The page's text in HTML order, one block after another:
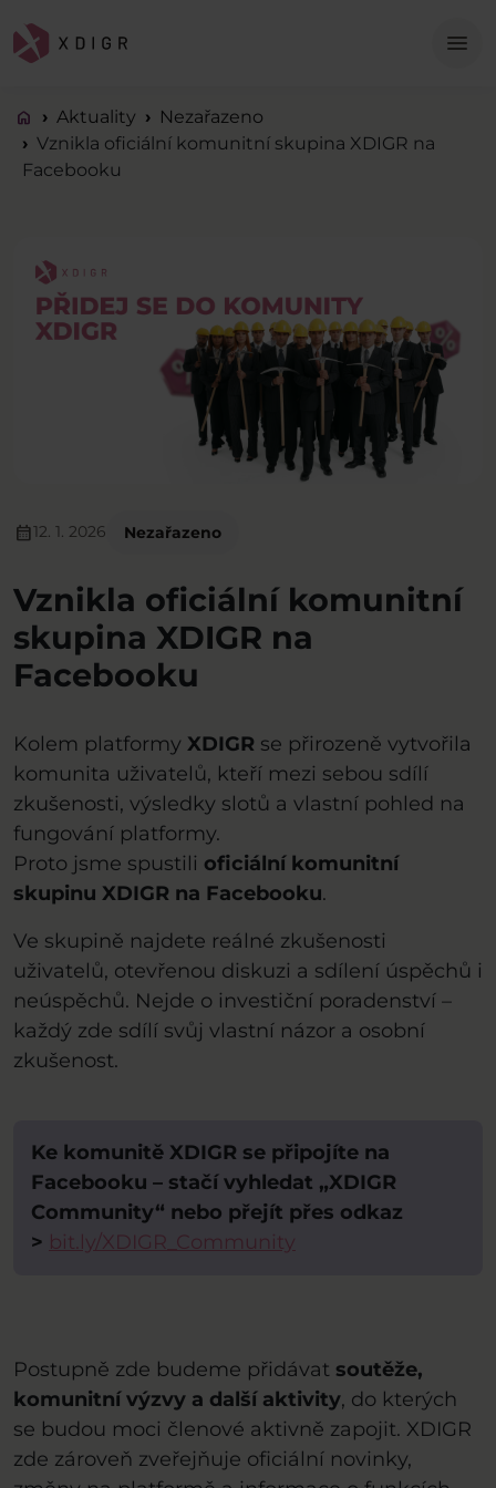
menu
home Aktuality
Nezařazeno
Vznikla oficiální komunitní skupina XDIGR na
Facebooku
calendar_month12. 1. 2026 Nezařazeno
Vznikla oficiální komunitní
skupina XDIGR na
Facebooku
Kolem platformy XDIGR se přirozeně vytvořila
komunita uživatelů, kteří mezi sebou sdílí
zkušenosti, výsledky slotů a vlastní pohled na
fungování platformy.
Proto jsme spustili oficiální komunitní
skupinu XDIGR na Facebooku.
Ve skupině najdete reálné zkušenosti
uživatelů, otevřenou diskuzi a sdílení úspěchů i
neúspěchů. Nejde o investiční poradenství –
každý zde sdílí svůj vlastní názor a osobní
zkušenost.
Ke komunitě XDIGR se připojíte na
Facebooku – stačí vyhledat „XDIGR
Community“ nebo přejít přes odkaz
> bit.ly/XDIGR_Community
Postupně zde budeme přidávat soutěže,
komunitní výzvy a další aktivity, do kterých
se budou moci členové aktivně zapojit. XDIGR
zde zároveň zveřejňuje oficiální novinky,